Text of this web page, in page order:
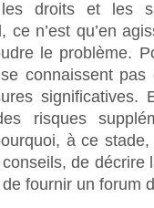
les droits et les
ce n’est qu’en
le problème.
connaissent
significatives.
risques
à ce
de décrire
fournir un forum